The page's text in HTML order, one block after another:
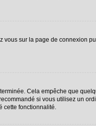
vous sur la page de connexion
Cela empêche que
si vous utilisez un
cette fonctionnalité.